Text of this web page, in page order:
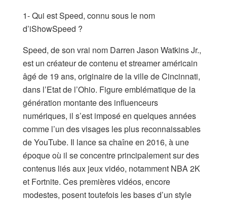
1- Qui est Speed, connu sous le nom
d’iShowSpeed ?
Speed, de son vrai nom Darren Jason Watkins Jr.,
est un créateur de contenu et streamer américain
âgé de 19 ans, originaire de la ville de Cincinnati,
dans l’Etat de l’Ohio. Figure emblématique de la
génération montante des influenceurs
numériques, il s’est imposé en quelques années
comme l’un des visages les plus reconnaissables
de YouTube. Il lance sa chaîne en 2016, à une
époque où il se concentre principalement sur des
contenus liés aux jeux vidéo, notamment NBA 2K
et Fortnite. Ces premières vidéos, encore
modestes, posent toutefois les bases d’un style